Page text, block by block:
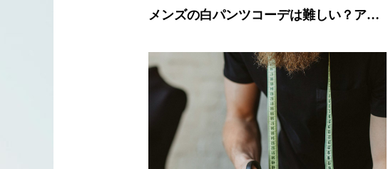
メンズの白パンツコーデは難しい？アイテム選びのコツや注意点、おすすめコーデを紹介